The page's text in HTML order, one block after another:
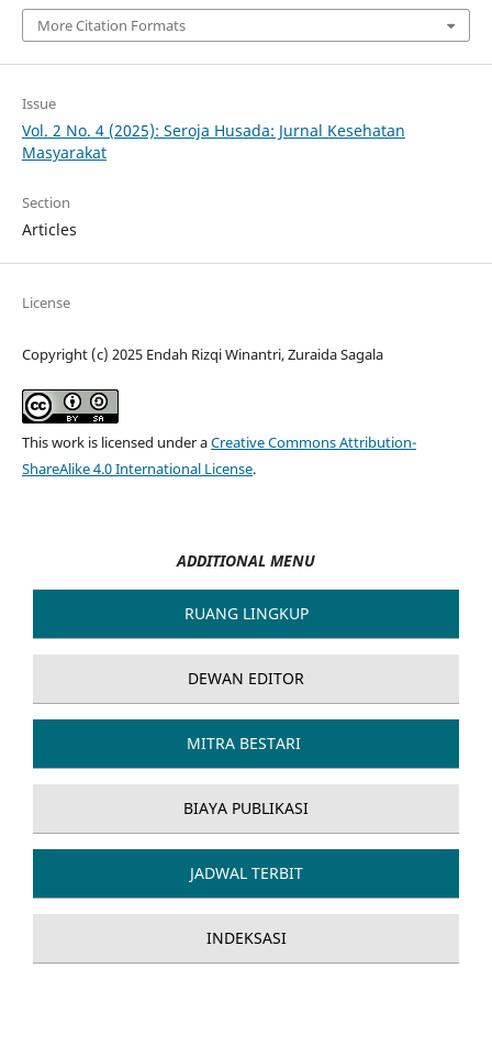
More Citation Formats
Issue
Vol. 2 No. 4 (2025): Seroja Husada: Jurnal Kesehatan
Masyarakat
Section
Articles
License
Copyright (c) 2025 Endah Rizqi Winantri, Zuraida Sagala
This work is licensed under aCreative Commons Attribution-
ShareAlike 4.0 International License.
ADDITIONAL MENU
RUANG LINGKUP
DEWAN EDITOR
MITRA BESTARI
BIAYA PUBLIKASI
JADWAL TERBIT
INDEKSASI